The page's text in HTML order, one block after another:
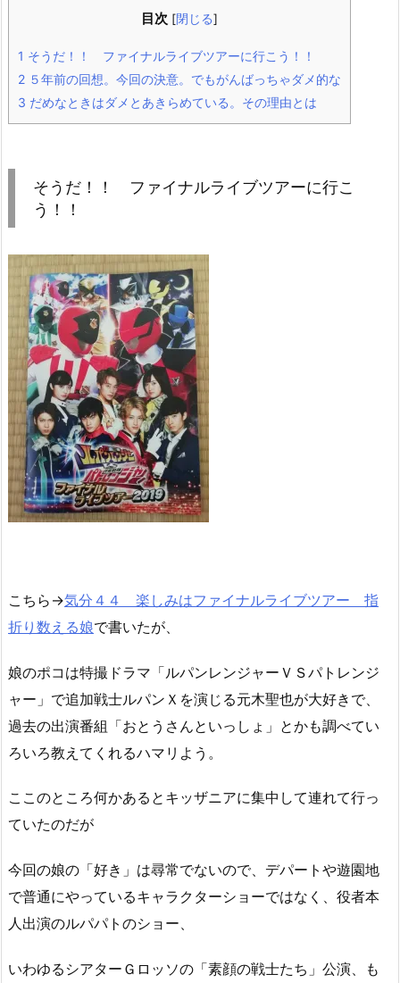
目次 [閉じる]
1 そうだ！！ ファイナルライブツアーに行こう！！
2 ５年前の回想。今回の決意。でもがんばっちゃダメ的な
3 だめなときはダメとあきらめている。その理由とは
そうだ！！ ファイナルライブツアーに行こ
う！！
こちら→気分４４ 楽しみはファイナルライブツアー 指
折り数える娘で書いたが、
娘のポコは特撮ドラマ「ルパンレンジャーＶＳパトレンジ
ャー」で追加戦士ルパンＸを演じる元木聖也が大好きで、
過去の出演番組「おとうさんといっしょ」とかも調べてい
ろいろ教えてくれるハマリよう。
ここのところ何かあるとキッザニアに集中して連れて行っ
ていたのだが
今回の娘の「好き」は尋常でないので、デパートや遊園地
で普通にやっているキャラクターショーではなく、役者本
人出演のルパパトのショー、
いわゆるシアターＧロッソの「素顔の戦士たち」公演、も